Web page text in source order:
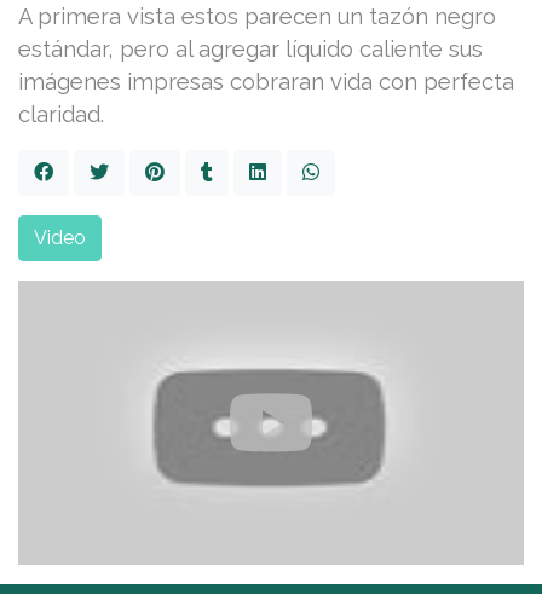
A primera vista estos parecen un tazón negro
estándar, pero al agregar líquido caliente sus
imágenes impresas cobraran vida con perfecta
claridad.
Video